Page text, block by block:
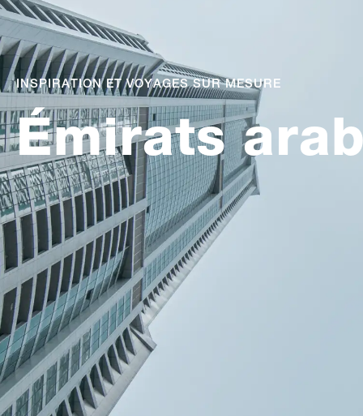
INSPIRATION ET VOYAGES SUR MESURE
-Émirats